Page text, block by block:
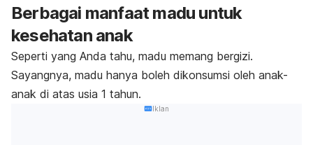
Berbagai manfaat madu untuk
kesehatan anak
Seperti yang Anda tahu, madu memang bergizi.
Sayangnya, madu hanya boleh dikonsumsi oleh anak-
anak di atas usia 1 tahun.
Iklan